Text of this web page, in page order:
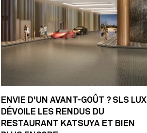
ENVIE D'UN AVANT-GOÛT ? SLS LUX
DÉVOILE LES RENDUS DU
RESTAURANT KATSUYA ET BIEN